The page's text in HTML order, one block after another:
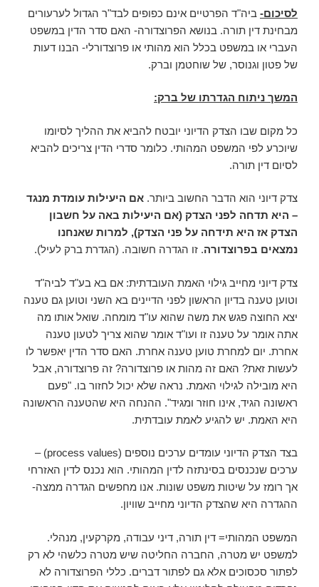
לסיכום- ביה"ד הפרטיים אינם כפופים לבד"ר הגדול לערעורים
מבחינת דין תורה. בנושא הפרוצדורה- האם סדר הדין במשפט
העברי או במשפט בכלל הוא מהותי או פרוצדורלי- הבנו דעות
של פטון וגנוסר, של שוחטמן וברק.
המשך ניתוח הגדרתו של ברק:
כל מקום שבו הצדק הדיוני יובטח להביא את ההליך לסיומו
שיוכרע לפי המשפט המהותי. כלומר סדרי הדין צריכים להביא
לסיום דין תורה.
צדק דיוני הוא הדבר החשוב ביותר. אם היעילות עומדת מנגד
– היא תדחה לפני הצדק (אם היעילות באה על חשבון
הצדק אז היא תידחה על פני הצדק), למרות שאנחנו
נמצאים בפרוצדורה. זו הגדרה חשובה. (הגדרת ברק לעיל).
צדק דיוני מחייב גילוי האמת העובדתית: אם בא בע"ד לביה"ד
וטוען טענה בדיון הראשון לפני הדיינים בא השני וטוען גם טענה
יצא החוצה פגש את משה שהוא עו"ד מומחה. שואל אותו מה
אתה אומר על טענה זו ועו"ד אומר שהוא צריך לטעון טענה
אחרת. יום למחרת טוען טענה אחרת. האם סדר הדין יאפשר לו
לעשות זאת? האם זה מהות או פרוצדורה? זה פרוצדורה, אבל
היא מובילה לגילוי האמת. נראה שלא יכול לחזור בו. "פעם
ראשונה הגיד, אינו חוזר ומגיד". ההנחה היא שהטענה הראשונה
היא האמת. יש להגיע לאמת עובדתית.
בצד הצדק הדיוני עומדים ערכים נוספים (process values) –
ערכים שנכנסים בסינתזה לדין המהותי. הוא נכנס לדין האזרחי
אך רומז על שיטות משפט שונות. אנו מחפשים הגדרה ממצה-
ההגדרה היא שהצדק הדיוני מחייב שוויון.
המשפט המהותי= דין תורה, דיני עבודה, מקרקעין, מנהלי.
למשפט יש מטרה, החברה החליטה שיש מטרה כלשהי לא רק
לפתור סכסוכים אלא גם לפתור דברים. כללי הפרוצדורה לא